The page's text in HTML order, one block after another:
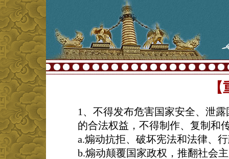
1、不得发布危害国家安全、泄
的合法权益，不得制作、复制和
a.煽动抗拒、破坏宪法和法律、
b.煽动颠覆国家政权，推翻社会